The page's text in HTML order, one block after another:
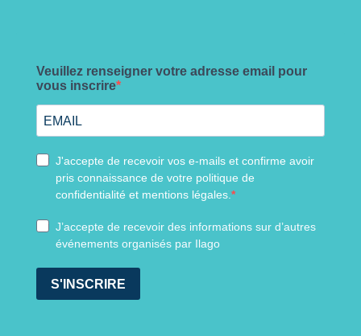
Veuillez renseigner votre adresse email pour
vous inscrire
J'accepte de recevoir vos e-mails et confirme avoir
pris connaissance de votre politique de
confidentialité et mentions légales.
J’accepte de recevoir des informations sur d’autres
événements organisés par Ilago
S'INSCRIRE